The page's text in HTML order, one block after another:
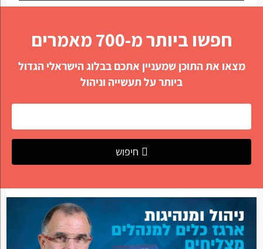
חפשו ביותר מ-700 מאמרים
מצאו את התוכן שמעניין אתכם בבלוג הישראלי הגדול
ביותר על תעשייה וניהול
חיפוש